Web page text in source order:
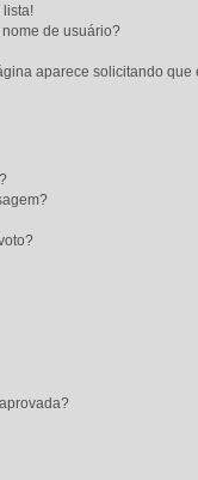
lista!
de usuário?
aparece solicitando que